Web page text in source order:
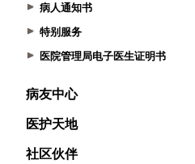
病人通知书
特别服务
医院管理局电子医生证明书
病友中心
医护天地
社区伙伴